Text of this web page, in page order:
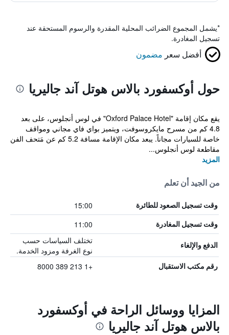
*يشمل المجموع الضرائب المحلية المقدرة والرسوم المستحقة عند
تسجيل المغادرة.
أفضل سعر مضمون
حول أوكسفورد بالاس هوتل آند جاليريا
يقع مكان إقامة "Oxford Palace Hotel" في لوس أنجلوس، على بعد
4.8 كم من مسرح مايكروسوفت، ويتميز بواي فاي مجاني ومواقف
خاصة للسيارات مجاناً. يبعد مكان الإقامة مسافة 5.2 كم عن مَتحف الفن
مقاطعة لوس أنجلوس...
المزيد
من الجيد أن تعلم
وقت تسجيل الصعود للطائرة 15:00
وقت تسجيل المغادرة 11:00
الدفع والإلغاء
تختلف السياسات حسب
نوع الغرفة ومزود الخدمة.
رقم مكتب الاستقبال +1 213 389 8000
المزايا ووسائل الراحة في أوكسفورد
بالاس هوتل آند جاليريا